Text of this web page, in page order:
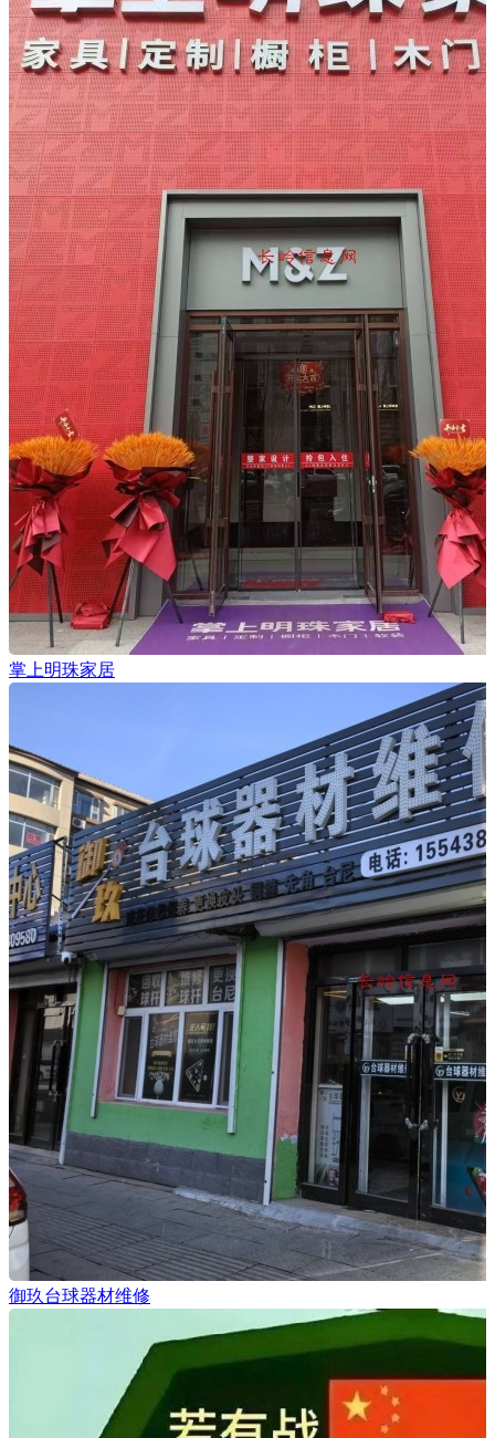
掌上明珠家居
御玖台球器材维修